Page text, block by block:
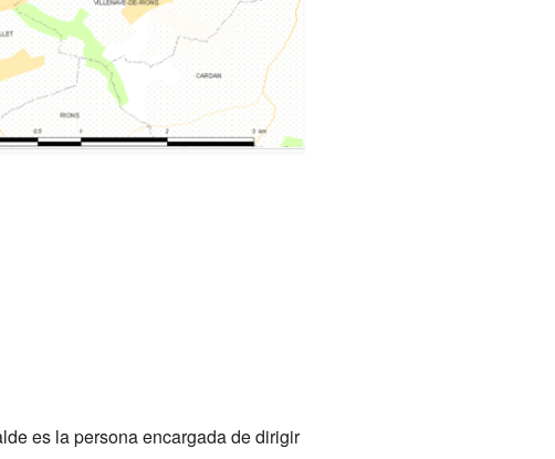
es la persona encargada de dirigir